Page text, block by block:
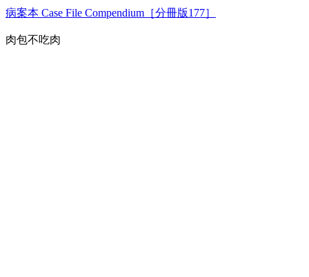
病案本 Case File Compendium［分冊版177］
肉包不吃肉